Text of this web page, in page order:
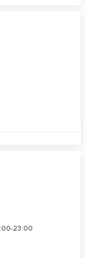
23:00